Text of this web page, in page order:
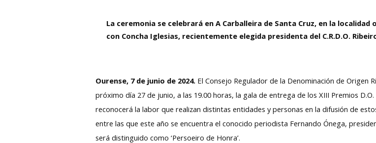
La ceremonia se celebrará en A Carballeira de Santa Cruz, en la
con Concha Iglesias, recientemente elegida presidenta del C.R.D.O.
Ourense, 7 de junio de 2024. El Consejo Regulador de la Denominación de Origen
próximo día 27 de junio, a las 19.00 horas, la gala de entrega de los XIII Premios
reconocerá la labor que realizan distintas entidades y personas en la difusión de
entre las que este año se encuentra el conocido periodista Fernando Ónega,
será distinguido como ‘Persoeiro de Honra’.